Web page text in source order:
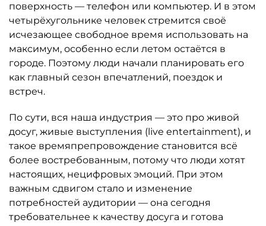
поверхность — телефон или компьютер. И в этом
четырёхугольнике человек стремится своё
исчезающее свободное время использовать на
максимум, особенно если летом остаётся в
городе. Поэтому люди начали планировать его
как главный сезон впечатлений, поездок и
встреч.
По сути, вся наша индустрия — это про живой
досуг, живые выступления (live entertainment), и
такое времяпрепровождение становится всё
более востребованным, потому что люди хотят
настоящих, нецифровых эмоций. При этом
важным сдвигом стало и изменение
потребностей аудитории — она сегодня
требовательнее к качеству досуга и готова